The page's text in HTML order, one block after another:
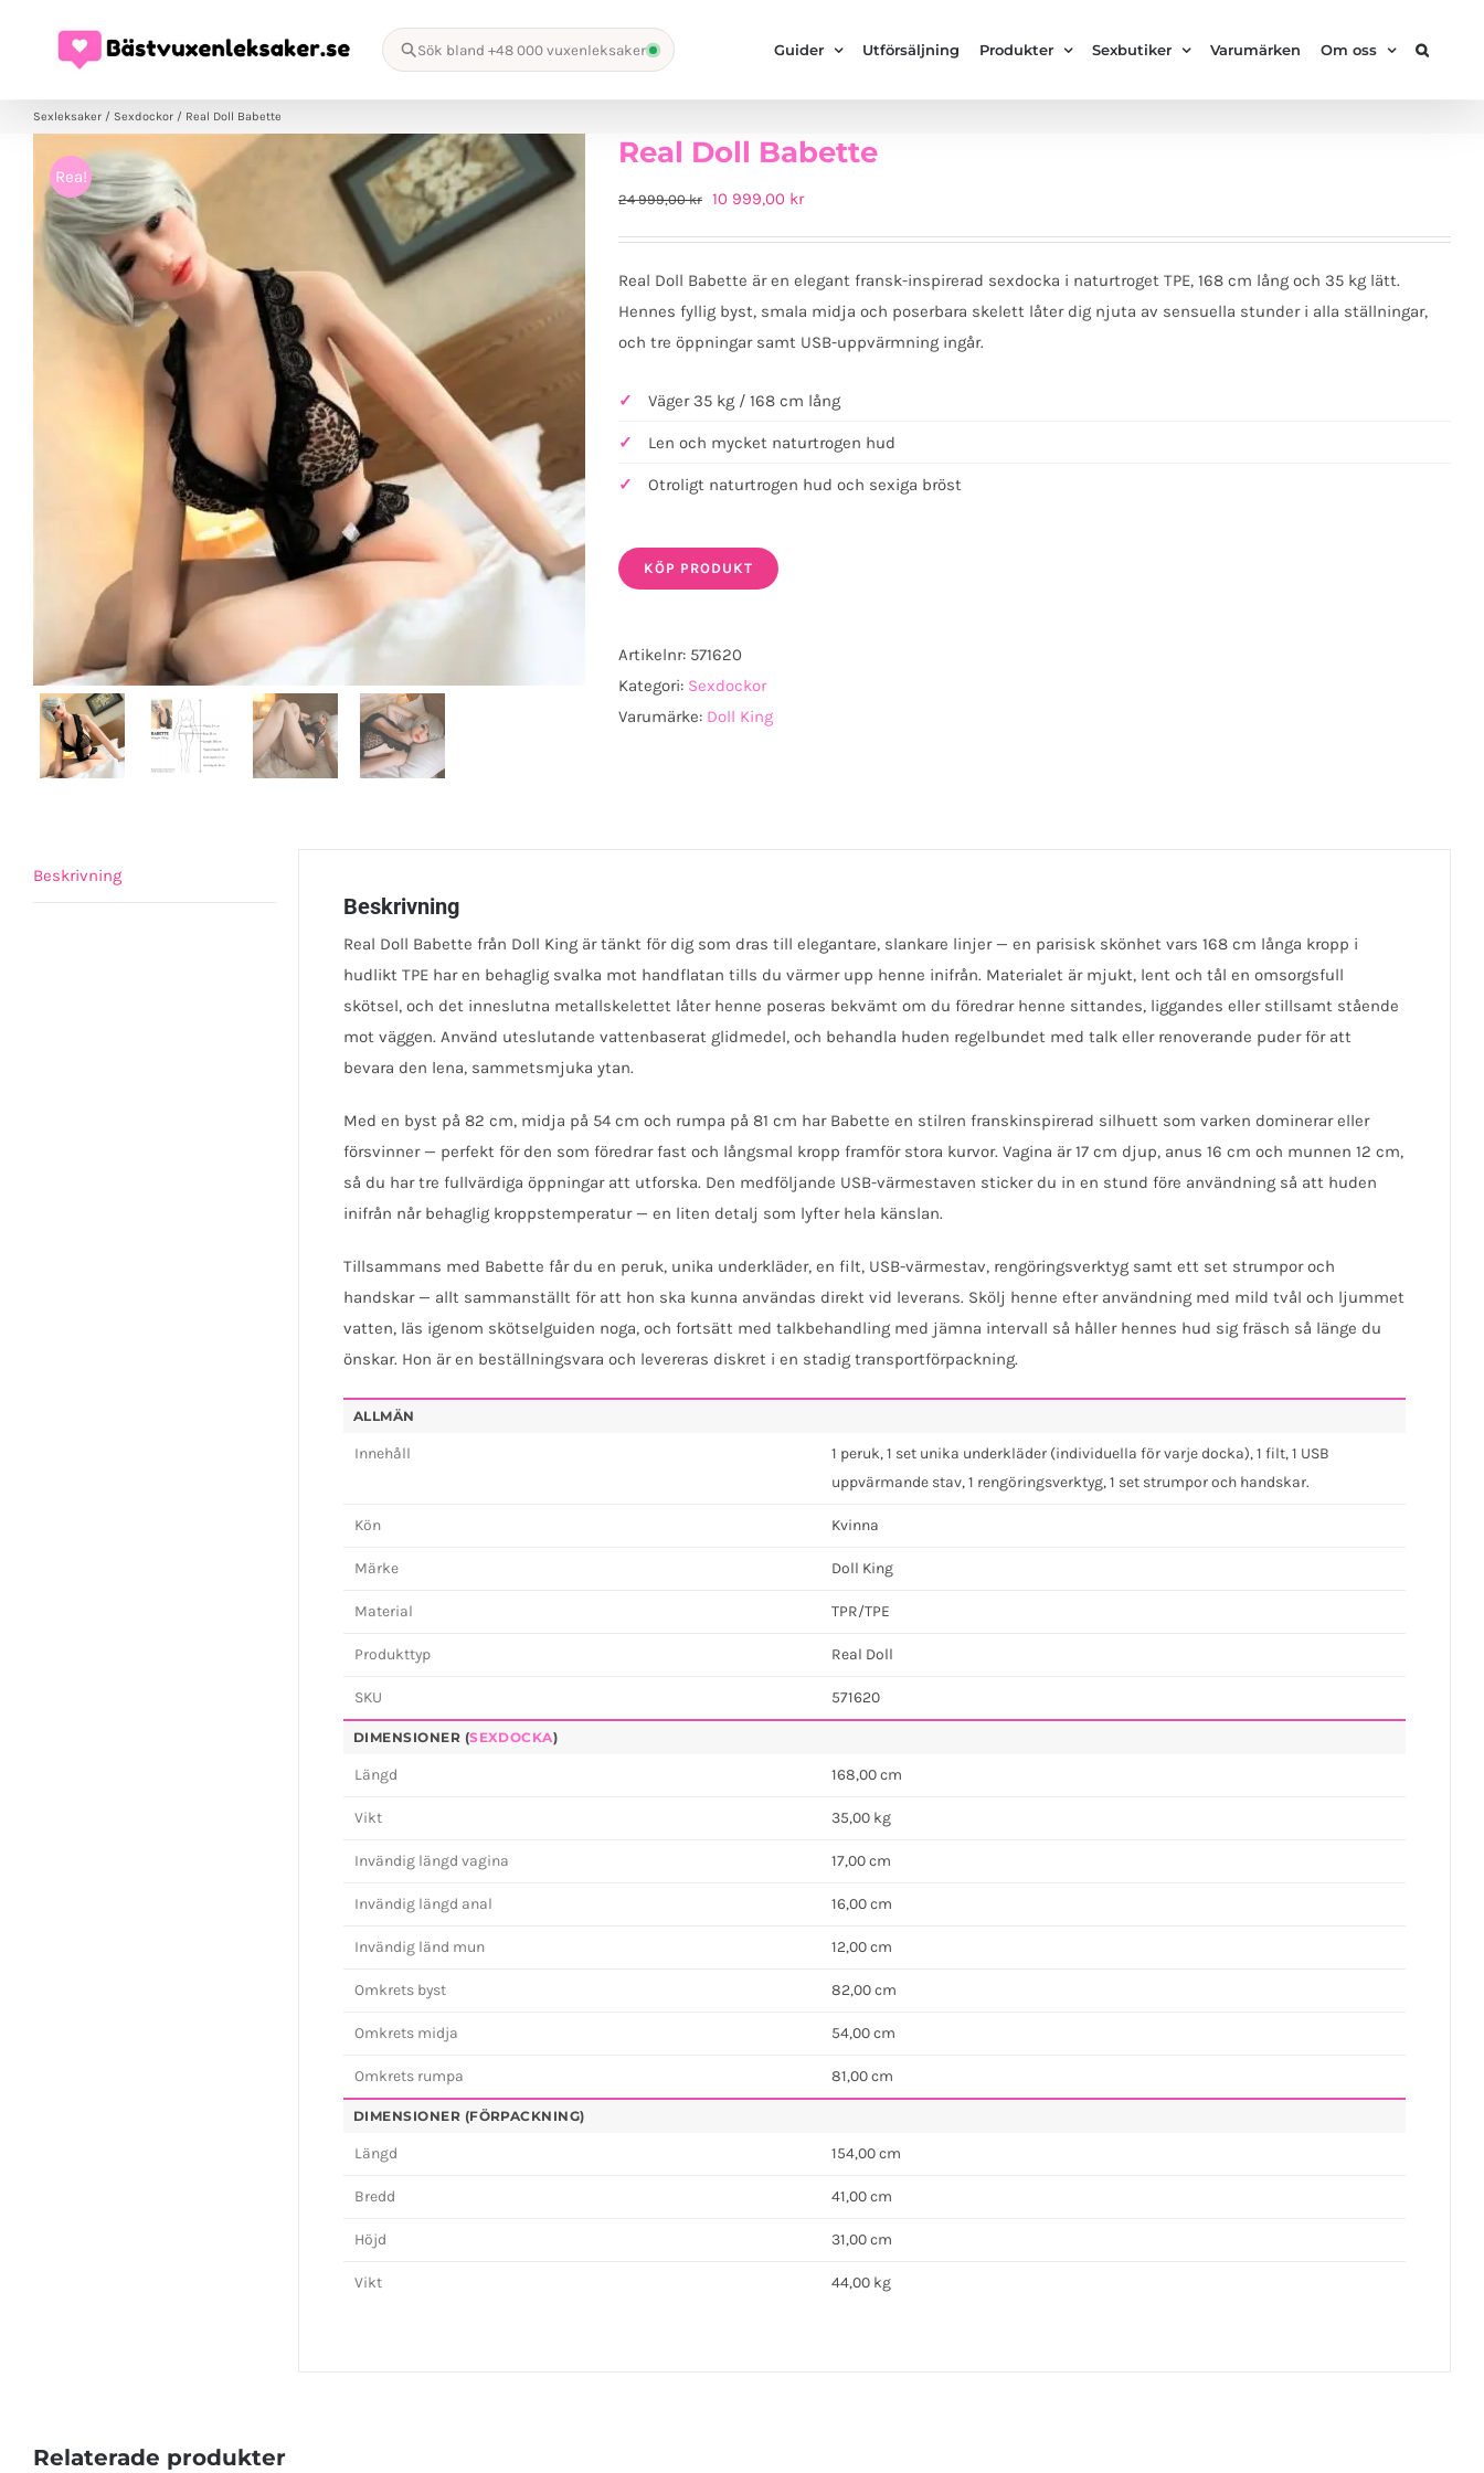
Sök bland +48 000 vuxenleksaker Guider Utförsäljning Produkter Sexbutiker Varumärken Om oss
Sexleksaker/ Sexdockor/ Real Doll Babette
Rea!
Real Doll Babette
24 999,00kr Det
var:
24
999,00 kr.
10 999,00 krDet
är:
10
999,00 kr.
Real Doll Babette är en elegant fransk-inspirerad sexdocka i naturtroget TPE, 168 cm lång och 35 kg lätt.
Hennes fyllig byst, smala midja och poserbara skelett låter dig njuta av sensuella stunder i alla ställningar,
och tre öppningar samt USB-uppvärmning ingår.
Väger 35 kg / 168 cm lång
Len och mycket naturtrogen hud
Otroligt naturtrogen hud och sexiga bröst
KÖP PRODUKT
Artikelnr: 571620
Kategori: Sexdockor
Varumärke: Doll King
Beskrivning
Beskrivning
Real Doll Babette från Doll King är tänkt för dig som dras till elegantare, slankare linjer — en parisisk skönhet vars 168 cm långa kropp i
hudlikt TPE har en behaglig svalka mot handflatan tills du värmer upp henne inifrån. Materialet är mjukt, lent och tål en omsorgsfull
skötsel, och det inneslutna metallskelettet låter henne poseras bekvämt om du föredrar henne sittandes, liggandes eller stillsamt stående
mot väggen. Använd uteslutande vattenbaserat glidmedel, och behandla huden regelbundet med talk eller renoverande puder för att
bevara den lena, sammetsmjuka ytan.
Med en byst på 82 cm, midja på 54 cm och rumpa på 81 cm har Babette en stilren franskinspirerad silhuett som varken dominerar eller
försvinner — perfekt för den som föredrar fast och långsmal kropp framför stora kurvor. Vagina är 17 cm djup, anus 16 cm och munnen 12 cm,
så du har tre fullvärdiga öppningar att utforska. Den medföljande USB-värmestaven sticker du in en stund före användning så att huden
inifrån når behaglig kroppstemperatur — en liten detalj som lyfter hela känslan.
Tillsammans med Babette får du en peruk, unika underkläder, en filt, USB-värmestav, rengöringsverktyg samt ett set strumpor och
handskar — allt sammanställt för att hon ska kunna användas direkt vid leverans. Skölj henne efter användning med mild tvål och ljummet
vatten, läs igenom skötselguiden noga, och fortsätt med talkbehandling med jämna intervall så håller hennes hud sig fräsch så länge du
önskar. Hon är en beställningsvara och levereras diskret i en stadig transportförpackning.
ALLMÄN
Innehåll
1 peruk, 1 set unika underkläder (individuella för varje docka), 1 filt, 1 USB
uppvärmande stav, 1 rengöringsverktyg, 1 set strumpor och handskar.
Kön Kvinna
Märke Doll King
Material TPR/TPE
Produkttyp Real Doll
SKU 571620
DIMENSIONER (SEXDOCKA)
Längd 168,00 cm
Vikt 35,00 kg
Invändig längd vagina 17,00 cm
Invändig längd anal 16,00 cm
Invändig länd mun 12,00 cm
Omkrets byst 82,00 cm
Omkrets midja 54,00 cm
Omkrets rumpa 81,00 cm
DIMENSIONER (FÖRPACKNING)
Längd 154,00 cm
Bredd 41,00 cm
Höjd 31,00 cm
Vikt 44,00 kg
Relaterade produkter